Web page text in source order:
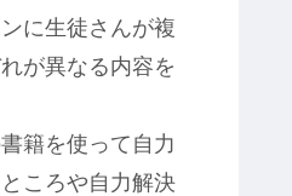
に生徒さんが複
が異なる内容を
籍を使って自力
ころや自力解決